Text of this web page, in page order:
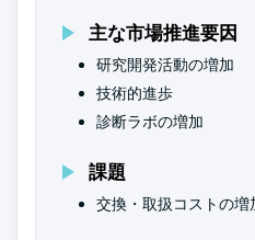
主な市場推進要因
研究開発活動の増加
技術的進歩
診断ラボの増加
課題
交換・取扱コストの増